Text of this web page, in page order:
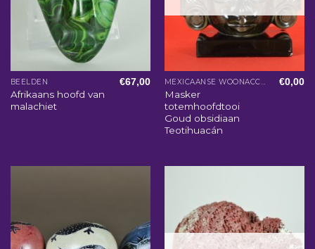
BEELDEN
Afrikaans hoofd van
malachiet
€67,00 MEXICAANSE WOONACCESSOIRES
Masker
totemhoofdtooi
Goud obsidiaan
Teotihuacán
€0,00